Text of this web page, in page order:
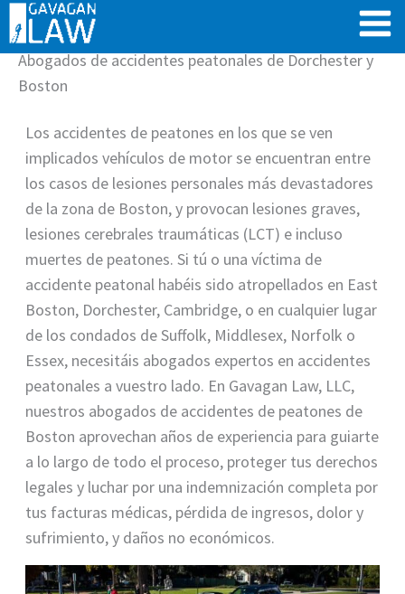
contenido
Abogados de accidentes peatonales de Dorchester y
Boston
Los accidentes de peatones en los que se ven
implicados vehículos de motor se encuentran entre
los casos de lesiones personales más devastadores
de la zona de Boston, y provocan lesiones graves,
lesiones cerebrales traumáticas (LCT) e incluso
muertes de peatones. Si tú o una víctima de
accidente peatonal habéis sido atropellados en East
Boston, Dorchester, Cambridge, o en cualquier lugar
de los condados de Suffolk, Middlesex, Norfolk o
Essex, necesitáis abogados expertos en accidentes
peatonales a vuestro lado. En Gavagan Law, LLC,
nuestros abogados de accidentes de peatones de
Boston aprovechan años de experiencia para guiarte
a lo largo de todo el proceso, proteger tus derechos
legales y luchar por una indemnización completa por
tus facturas médicas, pérdida de ingresos, dolor y
sufrimiento, y daños no económicos.